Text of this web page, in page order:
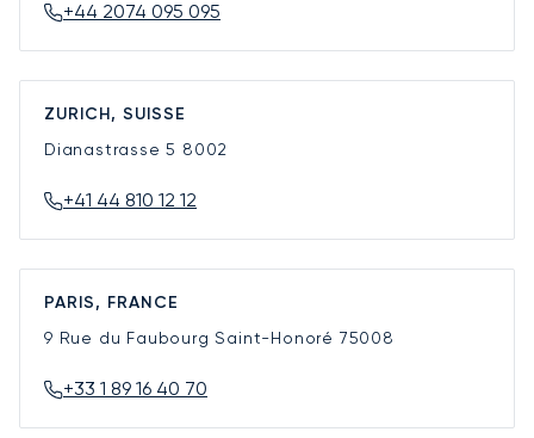
+44 2074 095 095
ZURICH, SUISSE
Dianastrasse 5 8002
+41 44 810 12 12
PARIS, FRANCE
9 Rue du Faubourg Saint-Honoré 75008
+33 1 89 16 40 70